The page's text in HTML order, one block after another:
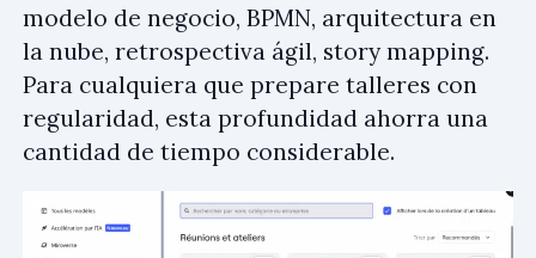
modelo de negocio, BPMN, arquitectura en
la nube, retrospectiva ágil, story mapping.
Para cualquiera que prepare talleres con
regularidad, esta profundidad ahorra una
cantidad de tiempo considerable.